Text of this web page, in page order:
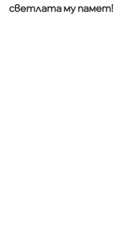
светлата му памет!